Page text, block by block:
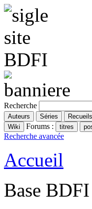
Recherche
Forums :
Recherche avancée
Accueil
Base BDFI